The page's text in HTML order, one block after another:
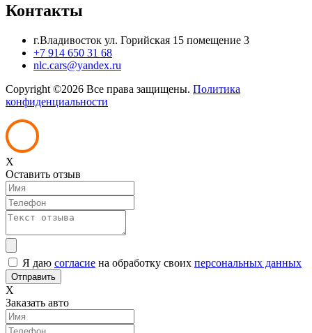
Контакты
г.Владивосток ул. Горийская 15 помещение 3
+7 914 650 31 68
nlc.cars@yandex.ru
Copyright ©2026 Все права защищены. Политика
конфиденциальности
X
Оставить отзыв
Я даю согласие на обработку своих персональных данных
X
Заказать авто